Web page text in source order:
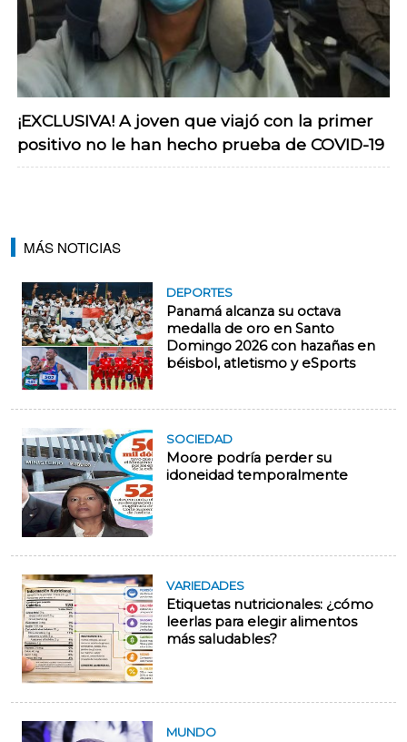
¡EXCLUSIVA! A joven que viajó con la primer
positivo no le han hecho prueba de COVID-19
MÁS NOTICIAS
DEPORTES
Panamá alcanza su octava
medalla de oro en Santo
Domingo 2026 con hazañas en
béisbol, atletismo y eSports
SOCIEDAD
Moore podría perder su
idoneidad temporalmente
VARIEDADES
Etiquetas nutricionales: ¿cómo
leerlas para elegir alimentos
más saludables?
MUNDO